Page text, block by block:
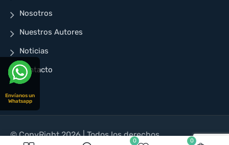
0 0
Nosotros
Nuestros Autores
Noticias
Contacto
© CopyRight 2026 | Todos los derechos
Envíanos un
Whatsapp